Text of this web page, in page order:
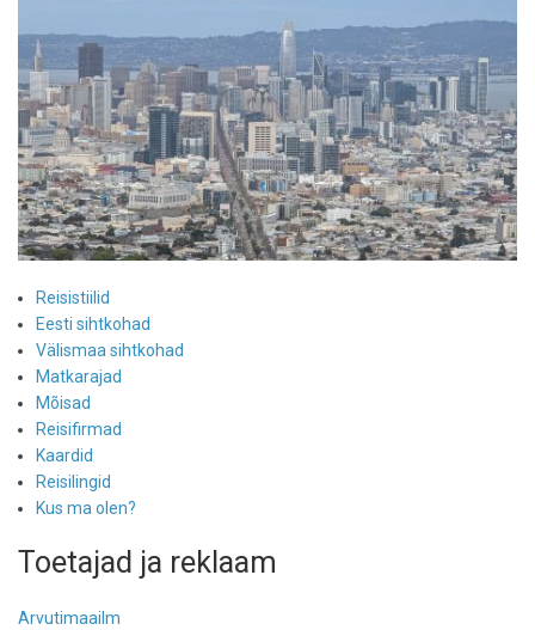
Reisistiilid
Eesti sihtkohad
Välismaa sihtkohad
Matkarajad
Mõisad
Reisifirmad
Kaardid
Reisilingid
Kus ma olen?
Toetajad ja reklaam
Arvutimaailm